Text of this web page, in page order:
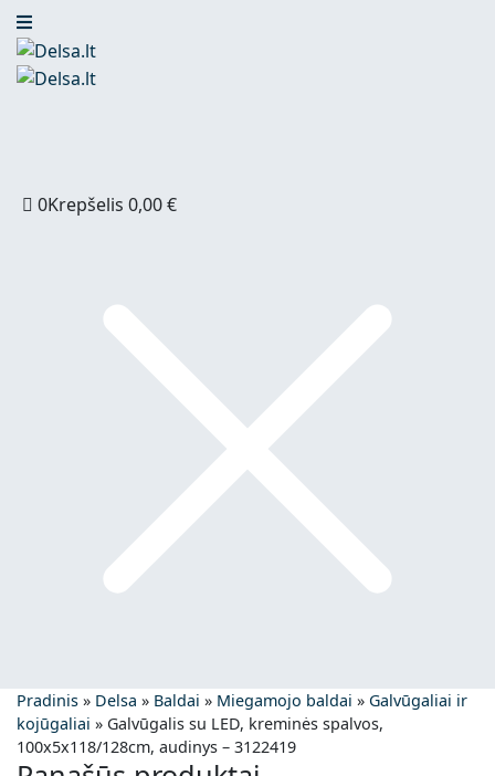
0Krepšelis0,00€
Pradinis » Delsa » Baldai » Miegamojo baldai » Galvūgaliai ir
kojūgaliai » Galvūgalis su LED, kreminės spalvos,
100x5x118/128cm, audinys – 3122419